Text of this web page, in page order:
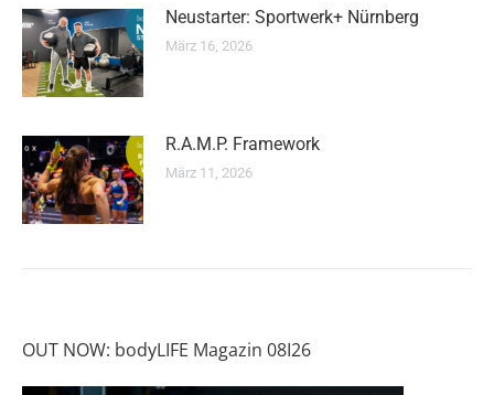
Neustarter: Sportwerk+ Nürnberg
März 16, 2026
R.A.M.P. Framework
März 11, 2026
OUT NOW: bodyLIFE Magazin 08I26